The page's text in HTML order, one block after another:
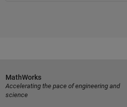
MathWorks
Accelerating the pace of engineering and
science